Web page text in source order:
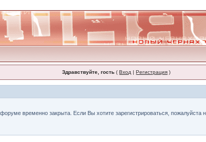
Здравствуйте, гость (Вход |Регистрация )
временно закрыта. Если Вы хотите зарегистрироваться,